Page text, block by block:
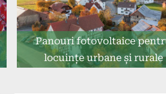
Panouri fotovoltaice
locuințe urbane și rurale